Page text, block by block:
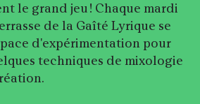
le grand jeu ! Chaque mardi
de la Gaîté Lyrique se
d'expérimentation pour
techniques de mixologie